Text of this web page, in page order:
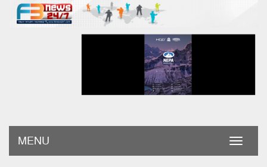
Toggle
MENU